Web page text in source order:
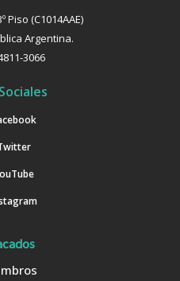
Piso (C1014AAE)
Argentina.
3066